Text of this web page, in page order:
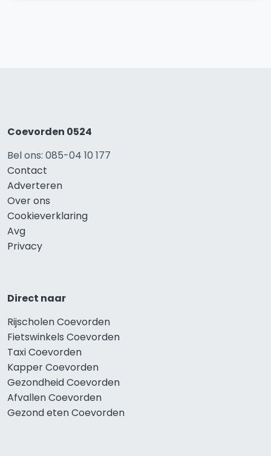
Coevorden 0524
Bel ons: 085-04 10 177
Contact
Adverteren
Over ons
Cookieverklaring
Avg
Privacy
Direct naar
Rijscholen Coevorden
Fietswinkels Coevorden
Taxi Coevorden
Kapper Coevorden
Gezondheid Coevorden
Afvallen Coevorden
Gezond eten Coevorden